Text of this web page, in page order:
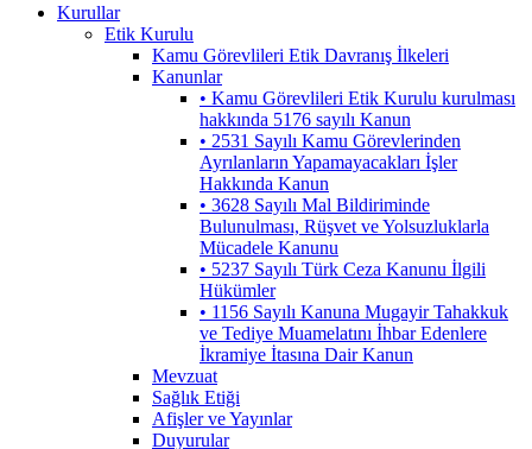
Kurullar
Etik Kurulu
Kamu Görevlileri Etik Davranış İlkeleri
Kanunlar
• Kamu Görevlileri Etik Kurulu kurulması
hakkında 5176 sayılı Kanun
• 2531 Sayılı Kamu Görevlerinden
Ayrılanların Yapamayacakları İşler
Hakkında Kanun
• 3628 Sayılı Mal Bildiriminde
Bulunulması, Rüşvet ve Yolsuzluklarla
Mücadele Kanunu
• 5237 Sayılı Türk Ceza Kanunu İlgili
Hükümler
• 1156 Sayılı Kanuna Mugayir Tahakkuk
ve Tediye Muamelatını İhbar Edenlere
İkramiye İtasına Dair Kanun
Mevzuat
Sağlık Etiği
Afişler ve Yayınlar
Duyurular